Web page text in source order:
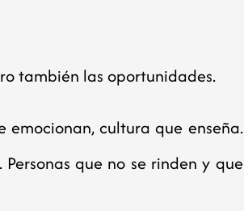
también las oportunidades.
emocionan, cultura que enseña.
que no se rinden y que